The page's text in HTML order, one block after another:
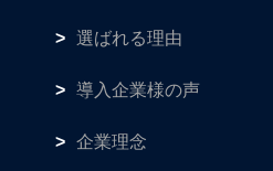
選ばれる理由
導入企業様の声
企業理念